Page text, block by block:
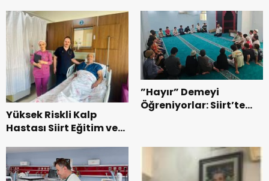
Uzmanı Op. Dr. Alper
Süer: “Akciğer
Nodülleri Her Zaman
Kanser Anlamına
Gelmez”
Yüksek Riskli Kalp
Hastası Siirt Eğitim ve
Hastanesi’nde
Başarıyla Tedavi Edildi
”Hayır” Demeyi
Öğreniyorlar: Siirt’te